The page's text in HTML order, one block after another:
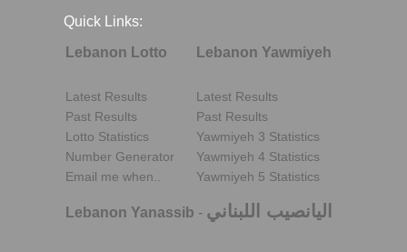
Quick Links:
Lebanon Lotto
Latest Results
Past Results
Lotto Statistics
Number Generator
Email me when..
Lebanon Yawmiyeh
Latest Results
Past Results
Yawmiyeh 3 Statistics
Yawmiyeh 4 Statistics
Yawmiyeh 5 Statistics
Lebanon Yanassib - اليانصيب اللبناني